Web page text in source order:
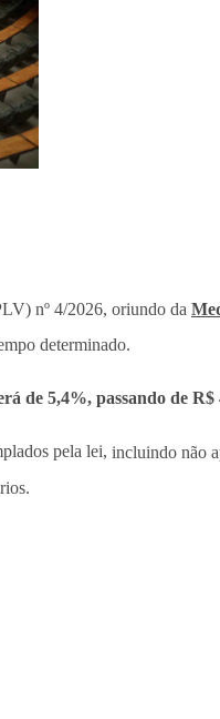
nº 4/2026, oriundo da
determinado.
de 5,4%, passando de
pela lei, incluindo não